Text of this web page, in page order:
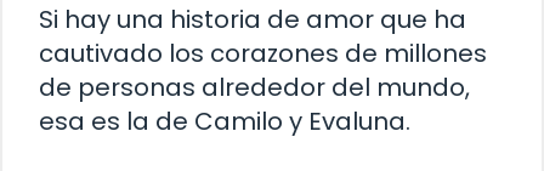
Si hay una historia de amor que ha
cautivado los corazones de millones
de personas alrededor del mundo,
esa es la de Camilo y Evaluna.